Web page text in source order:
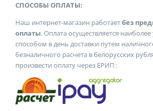
СПОСОБЫ ОПЛАТЫ:
Наш интернет-магазин работаетбез
оплаты. Оплата осуществляется
способом в день доставки путем
безналичного расчета в белорусских
произвести оплату через ЕРИП :